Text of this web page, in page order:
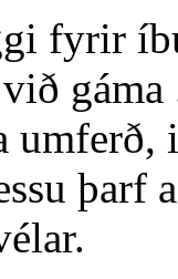
fyrir